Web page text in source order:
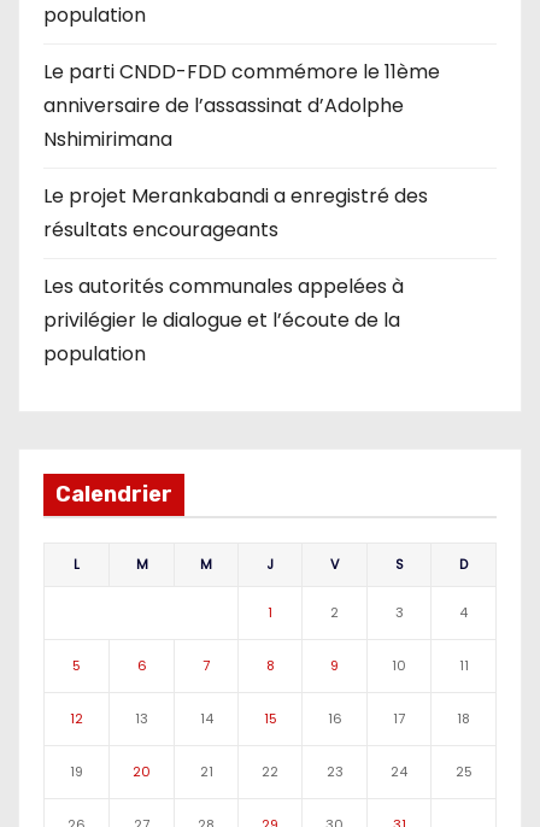
population
Le parti CNDD-FDD commémore le 11ème
anniversaire de l’assassinat d’Adolphe
Nshimirimana
Le projet Merankabandi a enregistré des
résultats encourageants
Les autorités communales appelées à
privilégier le dialogue et l’écoute de la
population
Calendrier
L M M J V S D
1 2 3 4
5 6 7 8 9 10 11
12 13 14 15 16 17 18
19 20 21 22 23 24 25